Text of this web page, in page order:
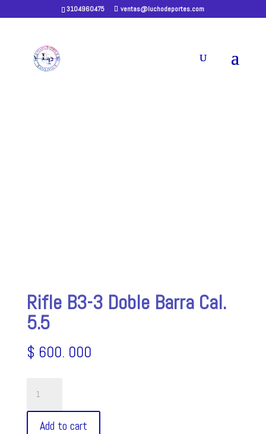
3104960475 ventas@luchodeportes.com
Home/
Doble Barra Cal. 5.5
Rifle B3-3 Doble Barra Cal.
5.5
$ 600. 000
Rifle
B3-
Add to cart